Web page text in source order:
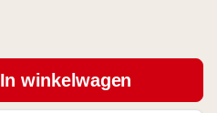
In winkelwagen